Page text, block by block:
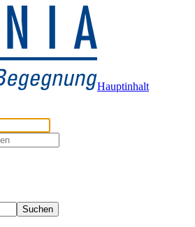
Hauptinhalt
Suchen